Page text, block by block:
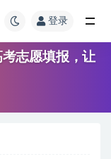
登录
志愿填报，让